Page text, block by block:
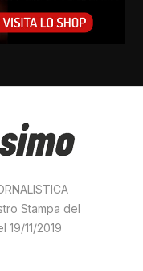
Stampa del
19/11/2019